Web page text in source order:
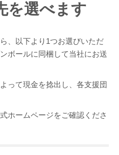
を選べます
、以下より1つお選びいただ
ボールに同梱して当社にお送
って現金を捻出し、各支援団
ホームページをご確認くださ